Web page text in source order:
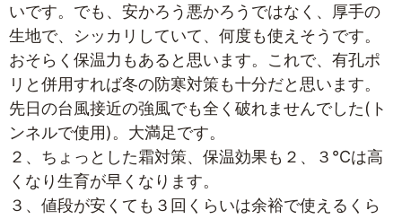
いです。でも、安かろう悪かろうではなく、厚手の
生地で、シッカリしていて、何度も使えそうです。
おそらく保温力もあると思います。これで、有孔ポ
リと併用すれば冬の防寒対策も十分だと思います。
先日の台風接近の強風でも全く破れませんでした(ト
ンネルで使用)。大満足です。
２、ちょっとした霜対策、保温効果も２、３℃は高
くなり生育が早くなります。
３、値段が安くても３回くらいは余裕で使えるくら